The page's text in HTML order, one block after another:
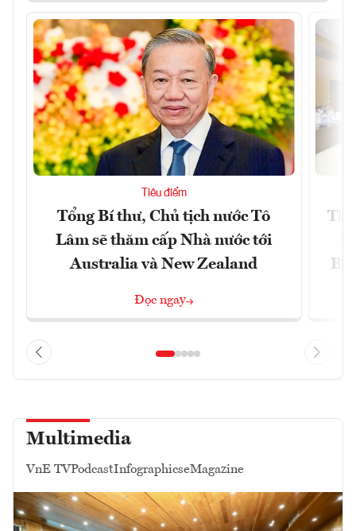
Tiêu điểm
Tổng Bí thư, Chủ tịch nước Tô
Lâm sẽ thăm cấp Nhà nước tới
Australia và New Zealand
Đọc ngay
Multimedia
VnE TVPodcastInfographicseMagazine